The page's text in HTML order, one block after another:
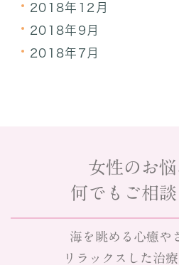
2018年12月
2018年9月
2018年7月
女性のお悩
何でもご相
海を眺める心癒や
リラックスした治